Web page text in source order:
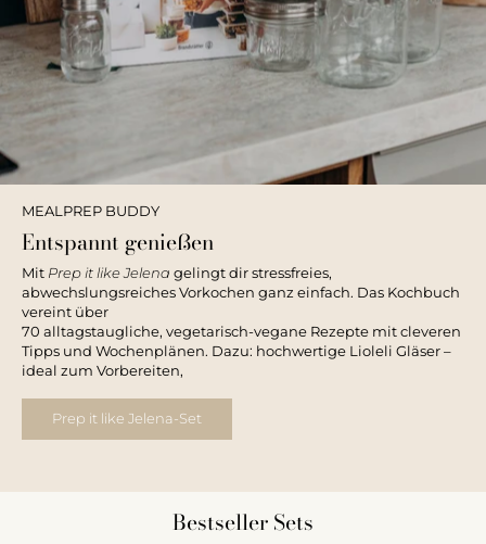
MEALPREP BUDDY
Entspannt genießen
Mit Prep it like Jelena gelingt dir stressfreies,
abwechslungsreiches Vorkochen ganz einfach. Das Kochbuch
vereint über
70 alltagstaugliche, vegetarisch-vegane Rezepte mit cleveren
Tipps und Wochenplänen. Dazu: hochwertige Lioleli Gläser –
ideal zum Vorbereiten,
Prep it like Jelena-Set
Bestseller Sets